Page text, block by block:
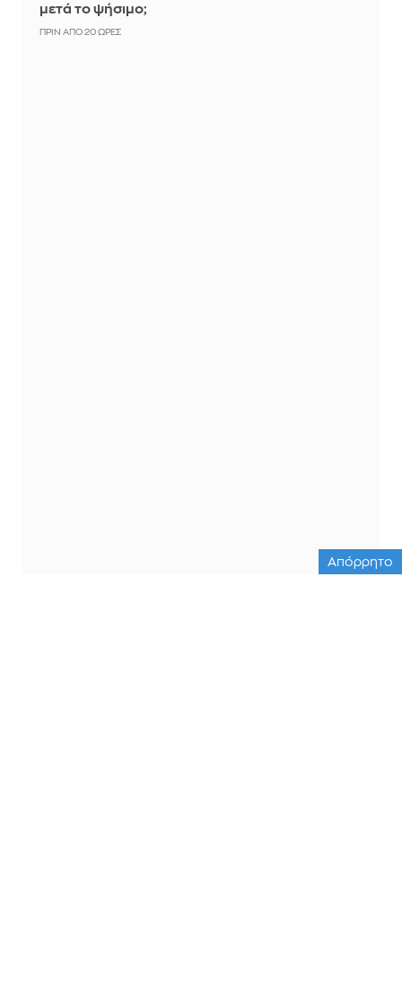
μετά το ψήσιμο;
ΠΡΙΝ ΑΠΌ 20 ΏΡΕΣ
Απόρρητο